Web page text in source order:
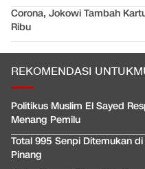
Corona, Jokowi Tambah
Ribu
REKOMENDASI
Politikus Muslim El Sayed
Menang Pemilu
Total 995 Senpi Ditemukan
Pinang